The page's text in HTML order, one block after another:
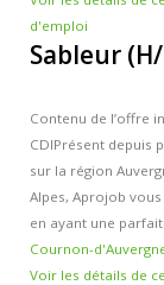
d'emploi
Sableur
Contenu de l’offre
CDIPrésent depuis
sur la région
Alpes, Aprojob
en ayant une
Cournon-
Voir les détails de